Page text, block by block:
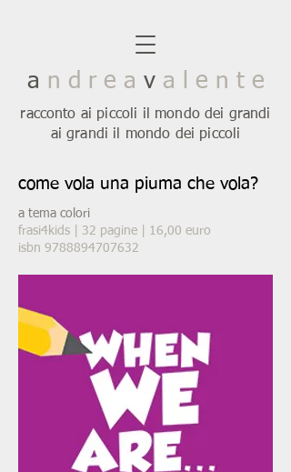
a n d r e a va l e n t e
racconto ai piccoli il mondo dei grandi
ai grandi il mondo dei piccoli
come vola una piuma che vola?
a tema colori
frasi4kids | 32 pagine | 16,00 euro
isbn 9788894707632